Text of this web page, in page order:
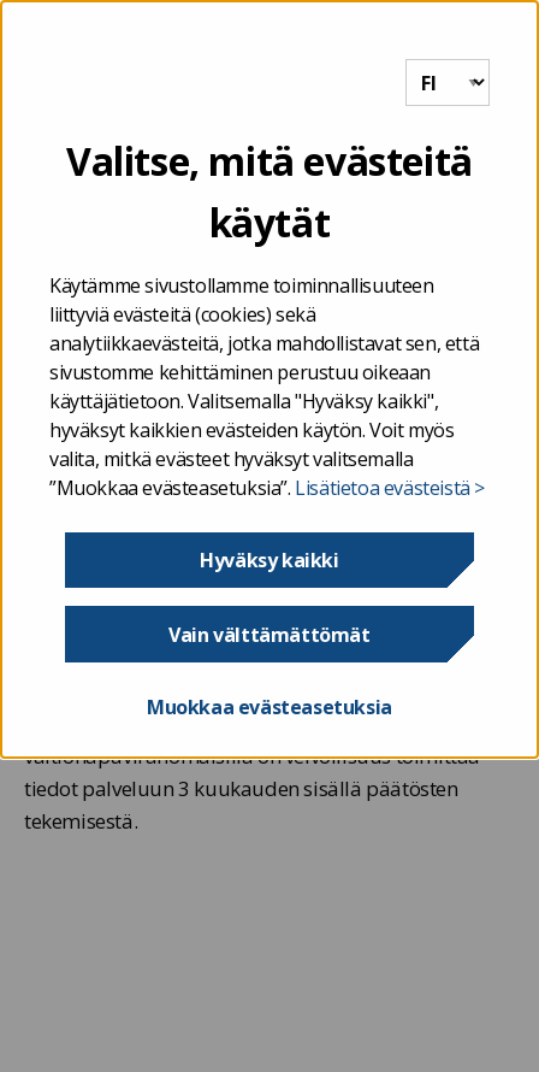
Valitse, mitä evästeitä
käytät
Käytämme sivustollamme toiminnallisuuteen
liittyviä evästeitä (cookies) sekä
analytiikkaevästeitä, jotka mahdollistavat sen, että
sivustomme kehittäminen perustuu oikeaan
käyttäjätietoon. Valitsemalla "Hyväksy kaikki",
hyväksyt kaikkien evästeiden käytön. Voit myös
valita, mitkä evästeet hyväksyt valitsemalla
”Muokkaa evästeasetuksia”. Lisätietoa evästeistä >
Hyväksy kaikki
Vain välttämättömät
Muokkaa evästeasetuksia
Tutkiavustuksia.fi
Valtionavustukset –
Tutkiavustuksia.fi
Tervetuloa Tutkiavustuksia.fi-palveluun, jossa
julkaistaan tietoja haetuista ja myönnetyistä
valtionavustuksista, jotka ovat valtion varoista
myönnettävää harkinnanvaraista julkista rahoitusta.
Niillä tuetaan yhteiskunnallisesti tarpeelliseksi
katsottavaa toimintaa tai hanketta.
Valtionapuviranomaisia koskee lakisääteinentietojen
toimittamisvelvoite
. He toimittavat Valtiokonttorin
järjestelmään vähimmäistiedot
päätöksistä. Tiedot kertyvät palveluun vähitellen, sillä
valtionapuviranomaisilla on velvollisuus toimittaa
tiedot palveluun 3 kuukauden sisällä päätösten
tekemisestä.